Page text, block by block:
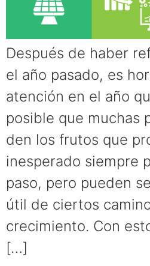
Después de haber
el año pasado, es
atención en el año
posible que muchas
den los frutos que
inesperado siempre
paso, pero pueden
útil de ciertos
crecimiento. Con
[…]